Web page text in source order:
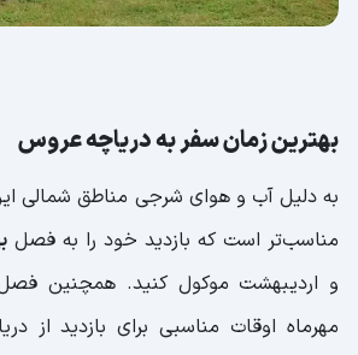
بهترین زمان سفر به دریاچه عروس
به دلیل آب و هوای شرجی مناطق شمالی
مناسب‌تر است که بازدید خود را به فصل
و اردیبهشت موکول کنید. همچنین
مهرماه اوقات مناسبی برای بازدید از